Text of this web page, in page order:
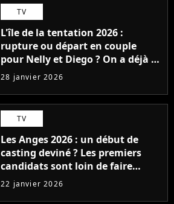
TV
L'île de la tentation 2026 :
rupture ou départ en couple
pour Nelly et Diego ? On a déjà la
réponse avec une surprise de
dernière minute
28 janvier 2026
TV
Les Anges 2026 : un début de
casting deviné ? Les premiers
candidats sont loin de faire
l'unanimité
22 janvier 2026